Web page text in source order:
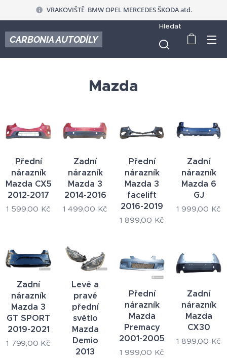
VRAKOVIŠTĚ BMW OPEL MERCEDES ŠKODA atd.
CARBONIA AUTODÍLY
Hledat
Mazda
Přední
nárazník
Mazda CX5
2012-2017
1 599,00 Kč
Zadní
nárazník
Mazda 3
2014-2016
1 499,00 Kč
Přední
nárazník
Mazda 3
facelift
2016-2019
1 899,00 Kč
Zadní
nárazník
Mazda 6
GJ
1 999,00 Kč
Zadní
nárazník
Mazda 3
GT SPORT
2019-2021
1 799,00 Kč
Levé a
pravé
přední
světlo
Mazda
Demio
2013
Přední
nárazník
Mazda
Premacy
2001-2005
1 999,00 Kč
Zadní
nárazník
Mazda
CX30
1 899,00 Kč